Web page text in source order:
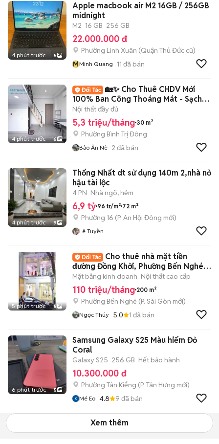
4 phút trước 5
Apple macbook air M2 16GB / 256GB
midnight
M2 16 GB 256 GB
22.000.000 đ
Phường Linh Xuân (Quận Thủ Đức cũ)
MMinh Quang 11 đã bán
4 phút trước 6
🏡✨ Cho Thuê CHDV Mới
100% Ban Công Thoáng Mát - Sạch
Sẽ ✨🏡
Nội thất đầy đủ
5,3 triệu/tháng 30 m²
Phường Bình Trị Đông
Bảo Ân Nè 2 đã bán
4 phút trước 9
Thống Nhất dt sử dụng 140m 2,nhà nở
hậu tài lộc
4 PN Nhà ngõ, hẻm
6,9 tỷ 96 tr/m² 72 m²
Phường 16 (P. An Hội Đông mới)
Lê Tuyền
5 phút trước 5
Cho thuê nhà mặt tiền
đường Đồng Khởi, Phường Bến Nghé,
Quận 1
Mặt bằng kinh doanh Nội thất cao cấp
110 triệu/tháng 200 m²
Phường Bến Nghé (P. Sài Gòn mới)
Ngọc Thúy 5.0 1 đã bán
6 phút trước 5
Samsung Galaxy S25 Màu hiếm Đỏ
Coral
Galaxy S25 256 GB Hết bảo hành
10.300.000 đ
Phường Tân Kiểng (P. Tân Hưng mới)
Mé Eo 4.8 9 đã bán
Xem thêm